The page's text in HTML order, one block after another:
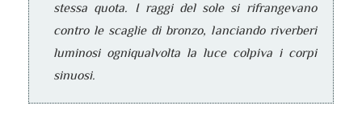
stessa quota. I raggi del sole si rifrangevano
contro le scaglie di bronzo, lanciando riverberi
luminosi ogniqualvolta la luce colpiva i corpi
sinuosi.